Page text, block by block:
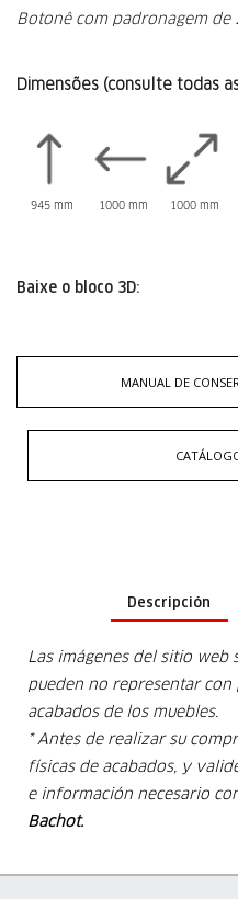
Botonê com padronagem de
Dimensões (consulte todas
945 mm 1000 mm 1000 mm
Baixe o bloco 3D:
MANUAL DE
Descripción
Las imágenes del sitio
pueden no representar
acabados de los muebles.
* Antes de realizar su
físicas de acabados, y
e información necesario
Bachot.